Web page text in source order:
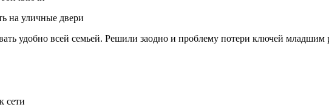
на уличные двери
удобно всей семьей. Решили заодно и проблему потери ключей
сети